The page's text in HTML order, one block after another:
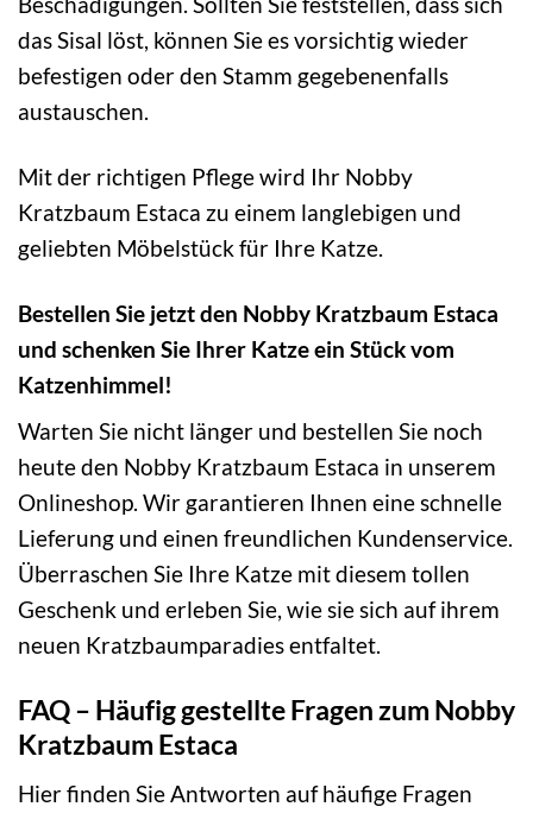
das Sisal löst, können Sie es vorsichtig wieder
befestigen oder den Stamm gegebenenfalls
austauschen.
Mit der richtigen Pflege wird Ihr Nobby
Kratzbaum Estaca zu einem langlebigen und
geliebten Möbelstück für Ihre Katze.
Bestellen Sie jetzt den Nobby Kratzbaum Estaca
und schenken Sie Ihrer Katze ein Stück vom
Katzenhimmel!
Warten Sie nicht länger und bestellen Sie noch
heute den Nobby Kratzbaum Estaca in unserem
Onlineshop. Wir garantieren Ihnen eine schnelle
Lieferung und einen freundlichen Kundenservice.
Überraschen Sie Ihre Katze mit diesem tollen
Geschenk und erleben Sie, wie sie sich auf ihrem
neuen Kratzbaumparadies entfaltet.
FAQ – Häufig gestellte Fragen zum Nobby
Kratzbaum Estaca
Hier finden Sie Antworten auf häufige Fragen